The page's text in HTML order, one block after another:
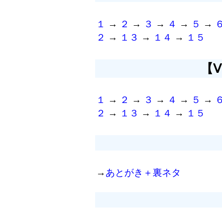
１ → ２ → ３ → ４ → ５ →
２
→ １３ → １４ → １５
１ → ２ → ３ → ４ → ５ →
２
→ １３ → １４ → １５
→ あとがき＋裏ネタ